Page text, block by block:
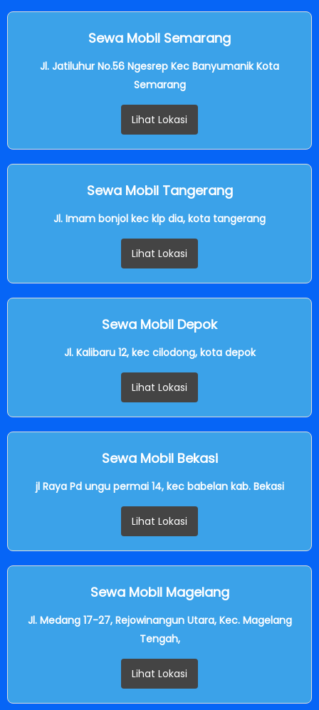
Sewa Mobil Semarang
Jl. Jatiluhur No.56 Ngesrep Kec Banyumanik Kota
Semarang
Lihat Lokasi
Sewa Mobil Tangerang
Jl. Imam bonjol kec klp dia, kota tangerang
Lihat Lokasi
Sewa Mobil Depok
Jl. Kalibaru 12, kec cilodong, kota depok
Lihat Lokasi
Sewa Mobil Bekasi
jl Raya Pd ungu permai 14, kec babelan kab. Bekasi
Lihat Lokasi
Sewa Mobil Magelang
Jl. Medang 17-27, Rejowinangun Utara, Kec. Magelang
Tengah,
Lihat Lokasi